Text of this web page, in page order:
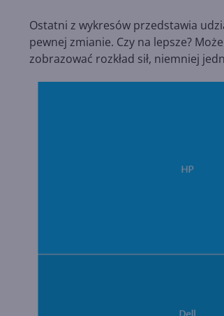
Ostatni z wykresów przedstawia
pewnej zmianie. Czy na lepsze?
zobrazować rozkład sił, niemniej